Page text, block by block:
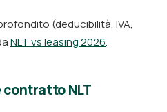
(deducibilità, IVA,
NLT vs leasing 2026.
contratto NLT